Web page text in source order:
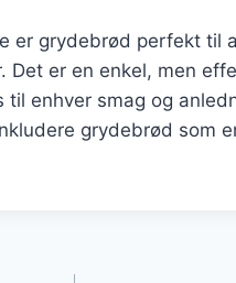
er grydebrød perfekt til
Det er en enkel, men
til enhver smag og
grydebrød som